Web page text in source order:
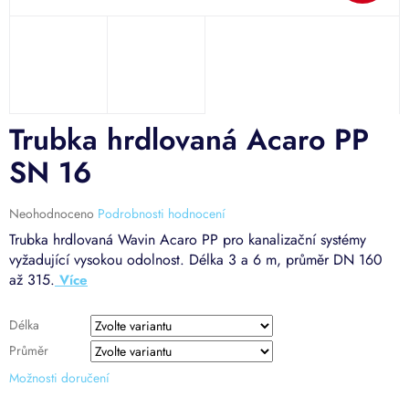
Délka
Průměr
Možnosti doručení
Trubka hrdlovaná Wavin Acaro PP pro kanalizační systémy
vyžadující vysokou odolnost. Délka 3 a 6 m, průměr DN 160
až 315.
Trubka hrdlovaná Acaro PP
SN 16
Průměrné
hodnocení
produktu
je
0,0
5
hvězdiček.
Neohodnoceno Podrobnosti hodnocení